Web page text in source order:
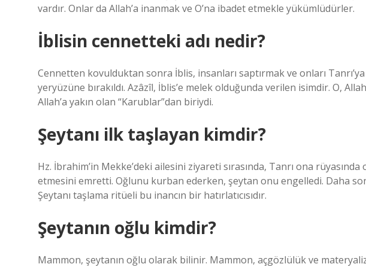
vardır. Onlar da Allah’a inanmak ve O’na ibadet etmekle yükümlüdürler.
İblisin cennetteki adı nedir?
Cennetten kovulduktan sonra İblis, insanları saptırmak ve onları
yeryüzüne bırakıldı. Azâzîl, İblis’e melek olduğunda verilen isimdir. O,
Allah’a yakın olan “Karublar”dan biriydi.
Şeytanı ilk taşlayan kimdir?
Hz. İbrahim’in Mekke’deki ailesini ziyareti sırasında, Tanrı ona
etmesini emretti. Oğlunu kurban ederken, şeytan onu engelledi. Daha
Şeytanı taşlama ritüeli bu inancın bir hatırlatıcısıdır.
Şeytanın oğlu kimdir?
Mammon, şeytanın oğlu olarak bilinir. Mammon, açgözlülük ve